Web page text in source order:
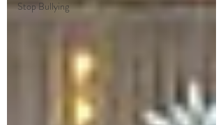
Stop Bullying